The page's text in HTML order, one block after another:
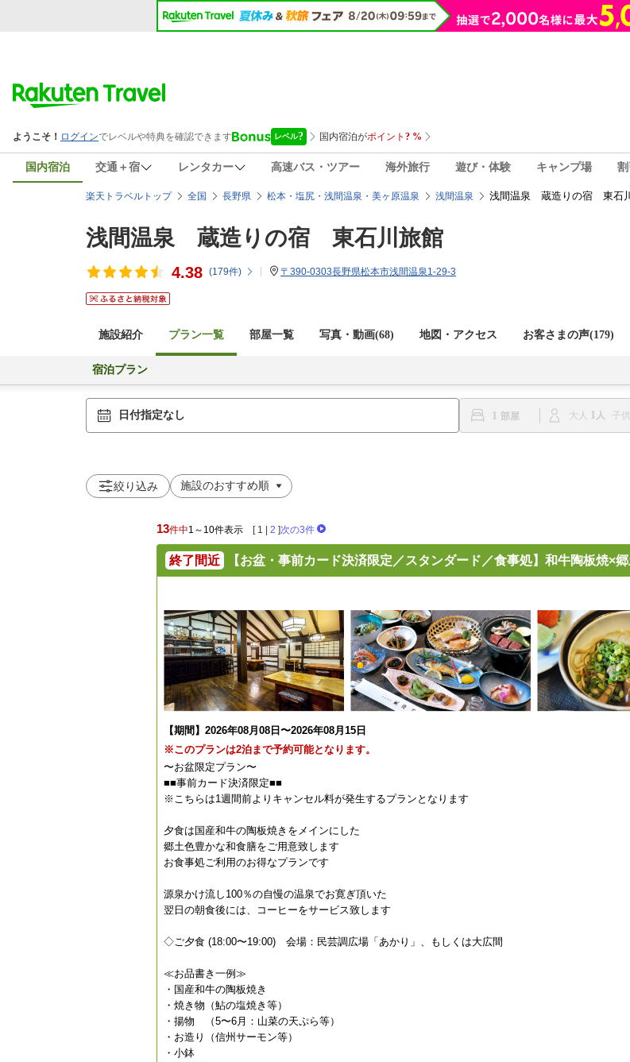
国内宿泊 交通＋宿 レンタカー 高速バス・ツアー 海外旅行 遊び・体験 キャンプ場
楽天トラベルトップ 全国 長野県 松本・塩尻・浅間温泉・美ヶ原温泉 浅間温泉 浅間温泉 蔵造りの宿 東石
浅間温泉 蔵造りの宿 東石川旅館
4.38 (179件) 〒390-0303長野県松本市浅間温泉1-29-3
施設紹介 プラン一覧 部屋一覧 写真・動画(68) 地図・アクセス お客さまの声(179)
宿泊プラン
日付指定なし 1 大人 1 子供
絞り込み
13件中1～10件表示 [ 1 2 ]次の3件
終了間近 【お盆・事前カード決済限定／スタンダード／食事処】和牛陶板焼×
【期間】2026年08月08日〜2026年08月15日
※このプランは2泊まで予約可能となります。
〜お盆限定プラン〜
■■事前カード決済限定■■
※こちらは1週間前よりキャンセル料が発生するプランとなります
夕食は国産和牛の陶板焼きをメインにした
郷土色豊かな和食膳をご用意致します
お食事処ご利用のお得なプランです
源泉かけ流し100％の自慢の温泉でお寛ぎ頂いた
翌日の朝食後には、コーヒーをサービス致します
◇ご夕食 (18:00〜19:00) 会場：民芸調広場「あかり」、もしくは大広間
≪お品書き一例≫
・国産和牛の陶板焼き
・焼き物（鮎の塩焼き等）
・揚物 （5〜6月：山菜の天ぷら等）
・お造り（信州サーモン等）
・小鉢